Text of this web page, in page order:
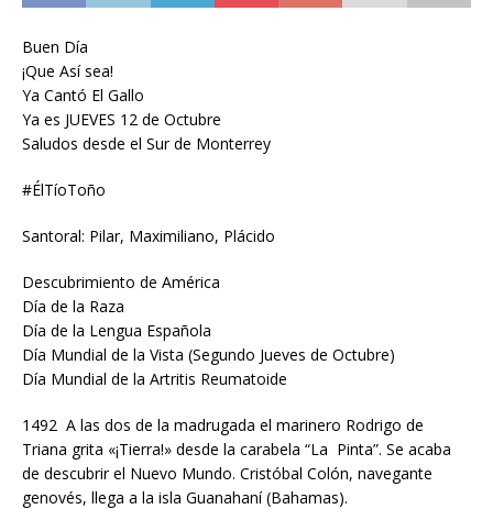
Buen Día
¡Que Así sea!
Ya Cantó El Gallo
Ya es JUEVES 12 de Octubre
Saludos desde el Sur de Monterrey
#ÉlTíoToño
Santoral: Pilar, Maximiliano, Plácido
Descubrimiento de América
Día de la Raza
Día de la Lengua Española
Día Mundial de la Vista (Segundo Jueves de Octubre)
Día Mundial de la Artritis Reumatoide
1492 A las dos de la madrugada el marinero Rodrigo de
Triana grita «¡Tierra!» desde la carabela “La Pinta”. Se acaba
de descubrir el Nuevo Mundo. Cristóbal Colón, navegante
genovés, llega a la isla Guanahaní (Bahamas).